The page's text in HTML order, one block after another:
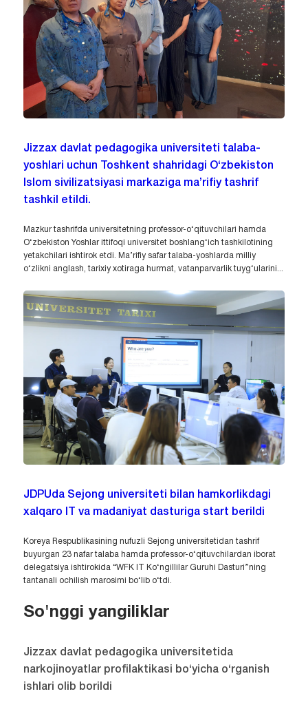
Jizzax davlat pedagogika universiteti talaba-
yoshlari uchun Toshkent shahridagi O‘zbekiston
Islom sivilizatsiyasi markaziga ma’rifiy tashrif
tashkil etildi.
Mazkur tashrifda universitetning professor-o‘qituvchilari hamda
O‘zbekiston Yoshlar ittifoqi universitet boshlang‘ich tashkilotining
yetakchilari ishtirok etdi. Ma’rifiy safar talaba-yoshlarda milliy
o‘zlikni anglash, tarixiy xotiraga hurmat, vatanparvarlik tuyg‘ularini...
JDPUda Sejong universiteti bilan hamkorlikdagi
xalqaro IT va madaniyat dasturiga start berildi
Koreya Respublikasining nufuzli Sejong universitetidan tashrif
buyurgan 23 nafar talaba hamda professor-o‘qituvchilardan iborat
delegatsiya ishtirokida “WFK IT Ko‘ngillilar Guruhi Dasturi”ning
tantanali ochilish marosimi bo‘lib o‘tdi.
So'nggi yangiliklar
Jizzax davlat pedagogika universitetida
narkojinoyatlar profilaktikasi bo‘yicha o‘rganish
ishlari olib borildi